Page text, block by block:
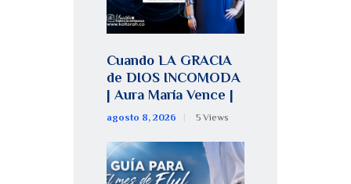
Cuando LA GRACIA
de DIOS INCOMODA
| Aura María Vence |
agosto 8, 2026 5 Views